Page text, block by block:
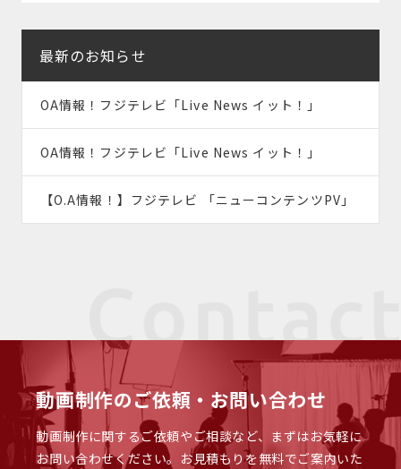
ョ
ン
最新のお知らせ
OA情報！フジテレビ「Live News イット！」
OA情報！フジテレビ「Live News イット！」
【O.A情報！】フジテレビ 「ニューコンテンツPV」
動画制作のご依頼・お問い合わせ
動画制作に関するご依頼やご相談など、まずはお気軽に
お問い合わせください。 お見積もりを無料でご案内いた